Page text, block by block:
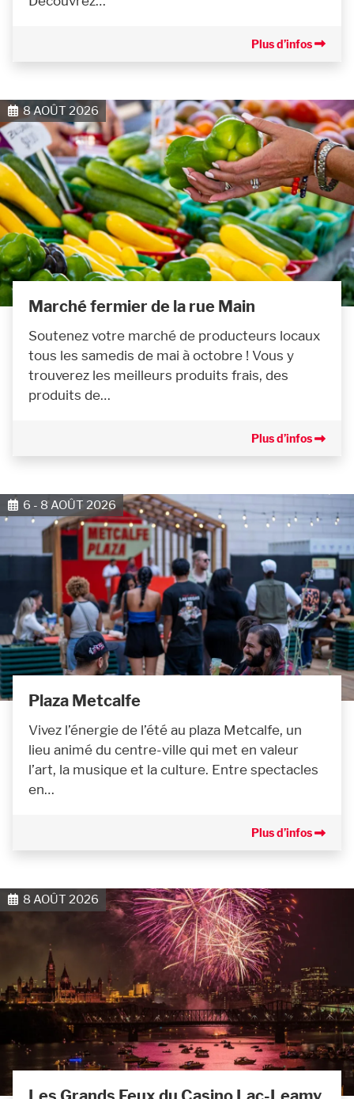
Plus d’infos
8 AOÛT 2026
Marché fermier de la rue Main
Soutenez votre marché de producteurs locaux
tous les samedis de mai à octobre ! Vous y
trouverez les meilleurs produits frais, des
produits de…
Plus d’infos
6 - 8 AOÛT 2026
Plaza Metcalfe
Vivez l’énergie de l’été au plaza Metcalfe, un
lieu animé du centre-ville qui met en valeur
l’art, la musique et la culture. Entre spectacles
en…
Plus d’infos
8 AOÛT 2026